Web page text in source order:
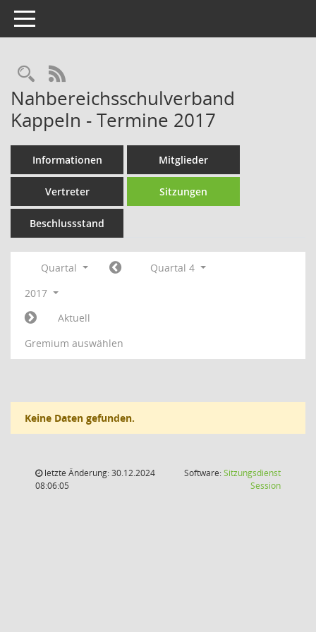
Toggle navigation
Rechercheauswahl
RSS-Feed
Nahbereichsschulverband
Kappeln - Termine 2017
Informationen Mitglieder
Vertreter Sitzungen
Beschlussstand
Quartal
Quartal 4
2017
Aktuell
Gremium auswählen
Keine Daten gefunden.
letzte Änderung: 30.12.2024
08:06:05
Software:Sitzungsdienst
Session(Wird in